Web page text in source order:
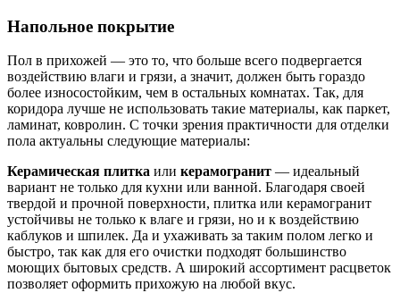
Напольное покрытие
Пол в прихожей — это то, что больше всего подвергается
воздействию влаги и грязи, а значит, должен быть гораздо
более износостойким, чем в остальных комнатах. Так, для
коридора лучше не использовать такие материалы, как паркет,
ламинат, ковролин. С точки зрения практичности для отделки
пола актуальны следующие материалы:
Керамическая плитка или керамогранит — идеальный
вариант не только для кухни или ванной. Благодаря своей
твердой и прочной поверхности, плитка или керамогранит
устойчивы не только к влаге и грязи, но и к воздействию
каблуков и шпилек. Да и ухаживать за таким полом легко и
быстро, так как для его очистки подходят большинство
моющих бытовых средств. А широкий ассортимент расцветок
позволяет оформить прихожую на любой вкус.